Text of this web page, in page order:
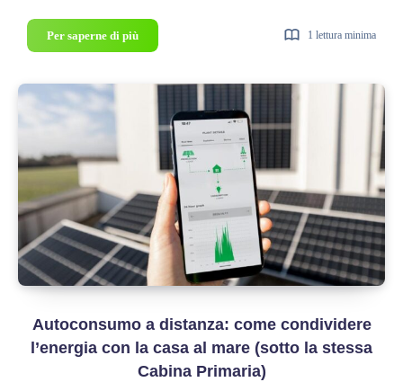
Per saperne di piùBatterie
al
contro
per
l’accumulo
domestico
nel
2026
1 lettura minima
Autoconsumo a distanza: come condividere
l’energia con la casa al mare (sotto la stessa
Cabina Primaria)